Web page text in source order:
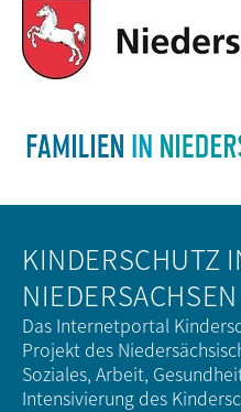
KINDERSCHUTZ
NIEDERSACHSEN
Das Internetportal
Projekt des
Soziales, Arbeit,
Intensivierung des